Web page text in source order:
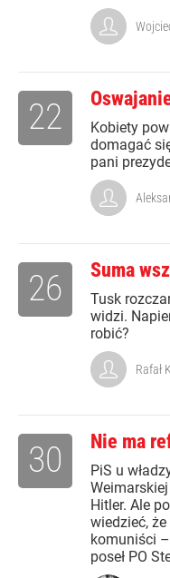
Kobiety
domagać
pani
22
Suma
Tusk
widzi.
robić?
26
Rafał
Nie ma
PiS u
Hitler. Ale
wiedzieć,
komuniści
poseł PO
30